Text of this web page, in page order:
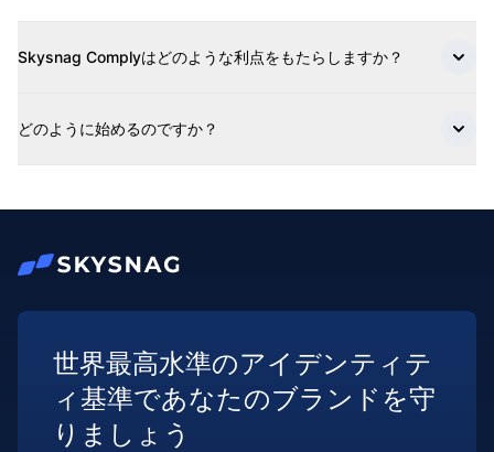
Skysnag Complyはどのような利点をもたらしますか？
どのように始めるのですか？
世界最高水準のアイデンティテ
ィ基準であなたのブランドを守
りましょう